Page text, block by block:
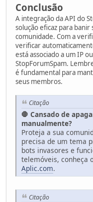
Conclusão
A integração da API do
solução eficaz para
comunidade. Com a
verificar
está associado a um IP
StopForumSpam.
é fundamental para
seus membros.
Citação
🛑 Cansado de
manualmente?
Proteja a sua
precisa de um tema
bots invasores e
telemóveis, conheça
Aplic.com.
Citação